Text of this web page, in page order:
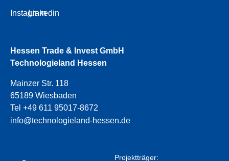
Instagram
Linkedin
Hessen Trade & Invest GmbH
Technologieland Hessen
Mainzer Str. 118
65189 Wiesbaden
Tel +49 611 95017-8672
info@technologieland-hessen.de
Projektträger: